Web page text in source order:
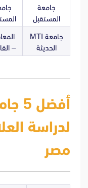
جامعة
المستقبل
جامعة MTI
الحديثة
–
لدراسة
مصر